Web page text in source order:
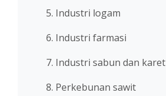
Industri logam
Industri farmasi
Industri sabun dan karet
Perkebunan sawit